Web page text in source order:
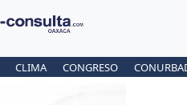
CLIMA CONGRESO